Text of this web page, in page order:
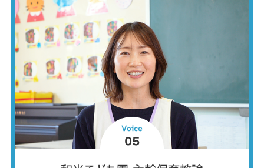
Voice
05